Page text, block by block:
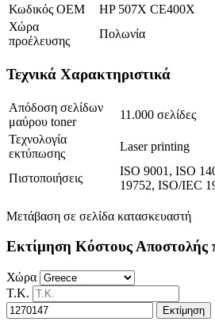
Κωδικός OEM
HP 507X CE400X
Χώρα
προέλευσης
Πολωνία
Τεχνικά Χαρακτηριστικά
Απόδοση σελίδων
μαύρου toner
11.000 σελίδες
Τεχνολογία
εκτύπωσης
Laser printing
Πιστοποιήσεις
ISO 9001, ISO
19752, ISO/IEC
Μετάβαση σε σελίδα κατασκευαστή
Εκτίμηση Κόστους Αποστολής
Χώρα
Τ.Κ.
Εκτίμηση